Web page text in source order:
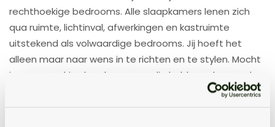
rechthoekige bedrooms. Alle slaapkamers lenen zich
qua ruimte, lichtinval, afwerkingen en kastruimte
uitstekend als volwaardige bedrooms. Jij hoeft het
alleen maar naar wens in te richten en te stylen. Mocht
je nu geen drie slaapkamers nodig hebben, dan zouden
één of twee van deze drie ruimtes bijvoorbeeld ook